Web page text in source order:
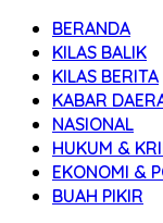
BERANDA
KILAS BALIK
KILAS BERITA
KABAR
NASIONAL
HUKUM &
EKONOMI &
BUAH PIKIR